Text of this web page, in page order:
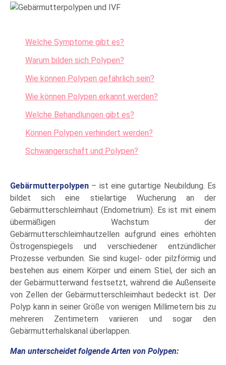
Welche Symptome gibt es?
Warum bilden sich Polypen?
Wie können Polypen gefährlich sein?
Wie können Polypen erkannt werden?
Welche Behandlungen gibt es?
Können Polypen verhindert werden?
Schwangerschaft und Polypen?
Gebärmutterpolypen – ist eine gutartige Neubildung. Es
bildet sich eine stielartige Wucherung an der
Gebärmutterschleimhaut (Endometrium). Es ist mit einem
übermäßigen Wachstum der
Gebärmutterschleimhautzellen aufgrund eines erhöhten
Östrogenspiegels und verschiedener entzündlicher
Prozesse verbunden. Sie sind kugel- oder pilzförmig und
bestehen aus einem Körper und einem Stiel, der sich an
der Gebärmutterwand festsetzt, während die Außenseite
von Zellen der Gebärmutterschleimhaut bedeckt ist. Der
Polyp kann in seiner Größe von wenigen Millimetern bis zu
mehreren Zentimetern variieren und sogar den
Gebärmutterhalskanal überlappen.
Man unterscheidet folgende Arten von Polypen: